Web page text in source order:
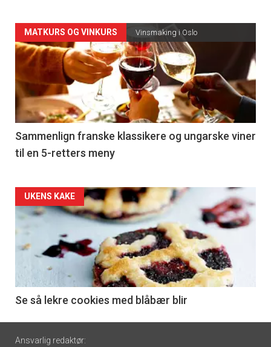
Forsiden
akkurat
nå
-
5
MATKURS OG VINKURS Vinsmaking i Oslo
Sammenlign franske klassikere og ungarske viner
til en 5-retters meny
Forsiden
akkurat
nå
6
UKENS KAKE
Se så lekre cookies med blåbær blir
Footer
Ansvarlig redaktør: